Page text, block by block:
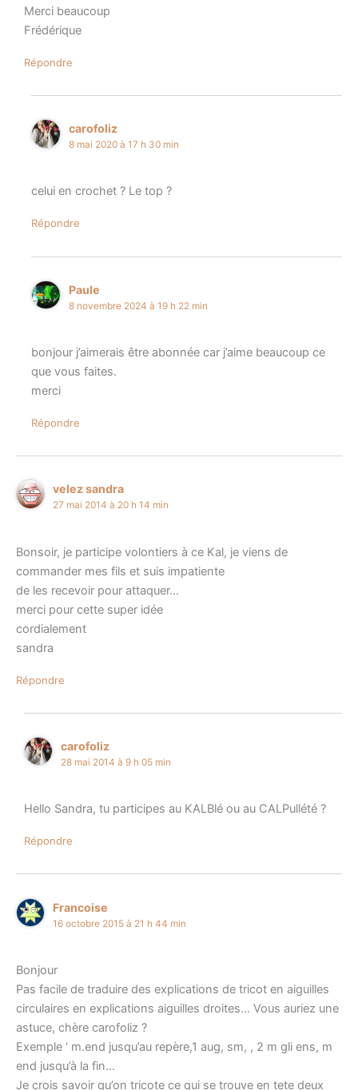
Merci beaucoup
Frédérique
Répondre
carofoliz
8 mai 2020 à 17 h 30 min
celui en crochet ? Le top ?
Répondre
Paule
8 novembre 2024 à 19 h 22 min
bonjour j’aimerais être abonnée car j’aime beaucoup ce
que vous faites.
merci
Répondre
velez sandra
27 mai 2014 à 20 h 14 min
Bonsoir, je participe volontiers à ce Kal, je viens de
commander mes fils et suis impatiente
de les recevoir pour attaquer…
merci pour cette super idée
cordialement
sandra
Répondre
carofoliz
28 mai 2014 à 9 h 05 min
Hello Sandra, tu participes au KALBlé ou au CALPullété ?
Répondre
Francoise
16 octobre 2015 à 21 h 44 min
Bonjour
Pas facile de traduire des explications de tricot en aiguilles
circulaires en explications aiguilles droites… Vous auriez une
astuce, chère carofoliz ?
Exemple ‘ m.end jusqu’au repère,1 aug, sm, , 2 m gli ens, m
end jusqu’à la fin…
Je crois savoir qu’on tricote ce qui se trouve en tete deux